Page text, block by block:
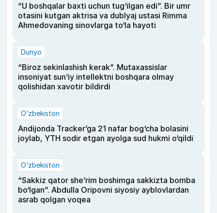
“U boshqalar baxti uchun tug‘ilgan edi”. Bir umr
otasini kutgan aktrisa va dublyaj ustasi Rimma
Ahmedovaning sinovlarga to‘la hayoti
Dunyo
“Biroz sekinlashish kerak”. Mutaxassislar
insoniyat sun’iy intellektni boshqara olmay
qolishidan xavotir bildirdi
O‘zbekiston
Andijonda Tracker’ga 21 nafar bog‘cha bolasini
joylab, YTH sodir etgan ayolga sud hukmi o‘qildi
O‘zbekiston
“Sakkiz qator she’rim boshimga sakkizta bomba
bo‘lgan”. Abdulla Oripovni siyosiy ayblovlardan
asrab qolgan voqea